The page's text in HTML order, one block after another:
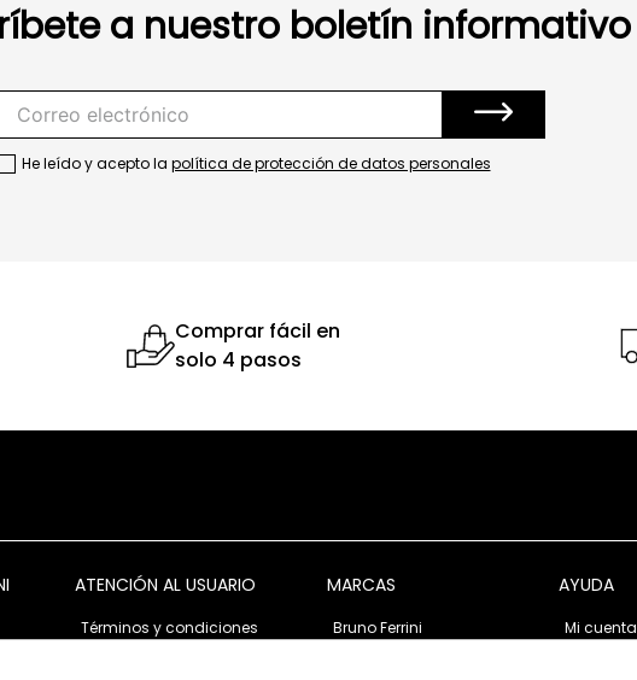
a nuestro boletín informativo
He leído y acepto la política de protección de datos personales
Comprar fácil en
solo 4 pasos
ATENCIÓN AL USUARIO
Términos y condiciones
MARCAS
Bruno Ferrini
AYUDA
Mi cuenta